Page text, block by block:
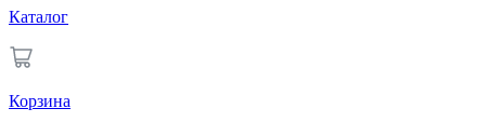
Каталог
Корзина